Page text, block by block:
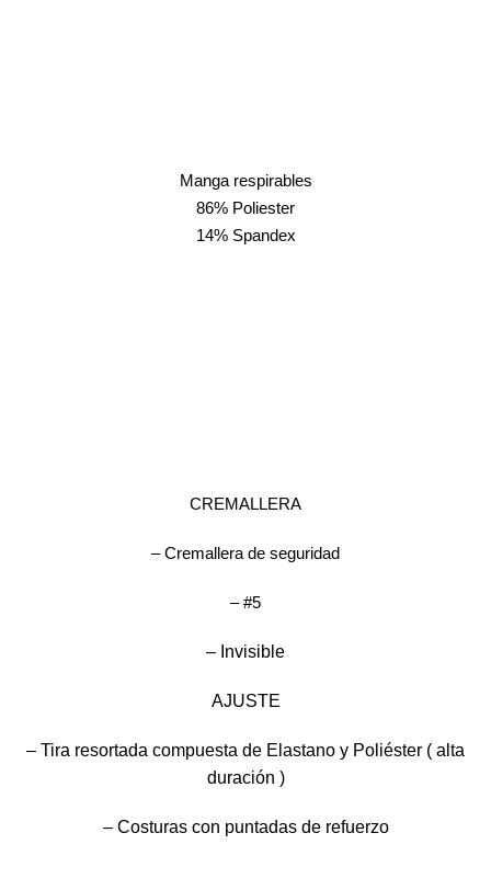
Manga respirables
86% Poliester
14% Spandex
CREMALLERA
– Cremallera de seguridad
– #5
– Invisible
AJUSTE
– Tira resortada compuesta de Elastano y Poliéster ( alta
duración )
– Costuras con puntadas de refuerzo